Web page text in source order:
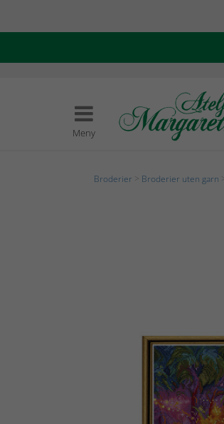
Meny
Broderier Broderier uten garn